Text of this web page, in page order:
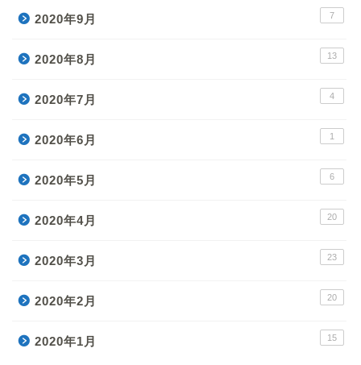
2020年9月 7
2020年8月 13
2020年7月 4
2020年6月 1
2020年5月 6
2020年4月 20
2020年3月 23
2020年2月 20
2020年1月 15